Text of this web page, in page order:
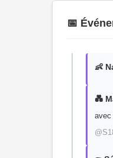
📅
👶
💑
avec